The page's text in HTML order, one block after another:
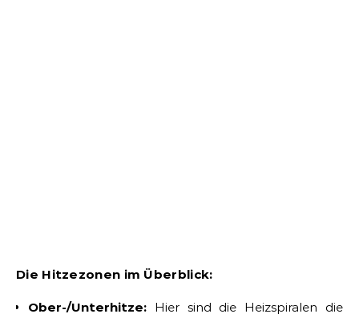
Die Hitzezonen im Überblick:
Ober-/Unterhitze: Hier sind die Heizspiralen die